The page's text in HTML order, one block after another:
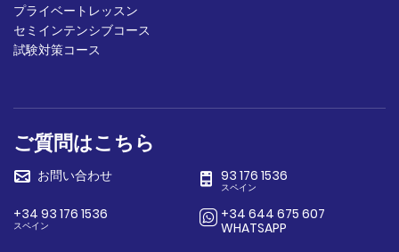
プライベートレッスン
セミインテンシブコース
試験対策コース
ご質問はこちら
お問い合わせ 93 176 1536
スペイン
+34 93 176 1536
スペイン
+34 644 675 607
WHATSAPP